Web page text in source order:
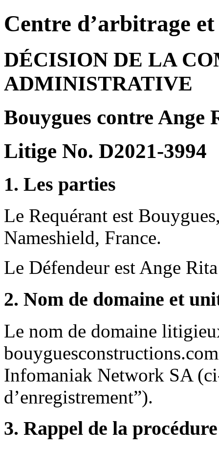
Centre d’arbitrage
DÉCISION DE LA
ADMINISTRATIVE
Bouygues contre Ange
Litige No. D2021-3994
1. Les parties
Le Requérant est
Nameshield, France.
Le Défendeur est Ange
2. Nom de domaine et
Le nom de domaine
Infomaniak Network SA
d’enregistrement”).
3. Rappel de la procédure